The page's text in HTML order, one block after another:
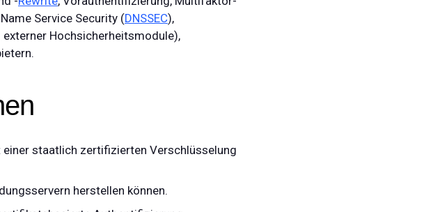
Service Security (DNSSEC),
Hochsicherheitsmodule),
staatlich zertifizierten Verschlüsselung
herstellen können.